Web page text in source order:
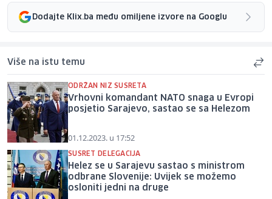
Dodajte Klix.ba među omiljene izvore na Googlu
Više na istu temu
ODRŽAN NIZ SUSRETA
Vrhovni komandant NATO snaga u Evropi
posjetio Sarajevo, sastao se sa Helezom
01.12.2023. u 17:52
SUSRET DELEGACIJA
Helez se u Sarajevu sastao s ministrom
odbrane Slovenije: Uvijek se možemo
osloniti jedni na druge